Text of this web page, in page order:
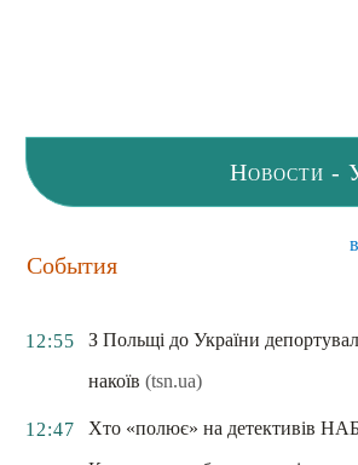
Новости -
События
12:55
З Польщі до України
накоїв (tsn.ua)
12:47
Хто «полює» на детективів